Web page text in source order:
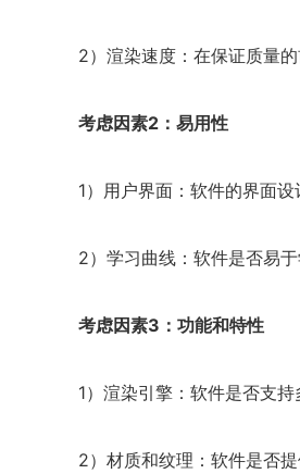
2）渲染速度：在保证质量
考虑因素2：易用性
1）用户界面：软件的界面
2）学习曲线：软件是否易
考虑因素3：功能和特性
1）渲染引擎：软件是否支
2）材质和纹理：软件是否